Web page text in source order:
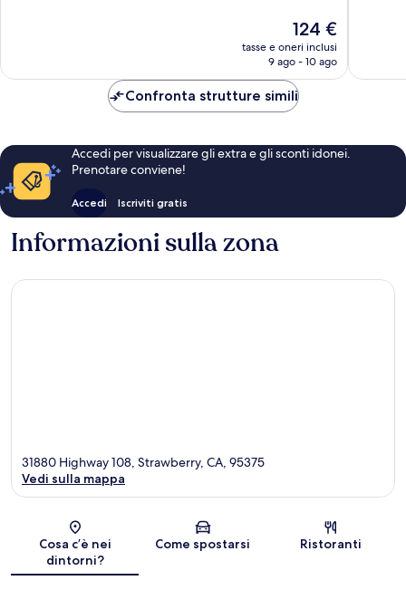
Il
prezzo
attuale
124 €
124 €
tasse e oneri inclusi
9 ago - 10 ago
Confronta strutture simili
Accedi per visualizzare gli extra e gli sconti idonei.
Prenotare conviene!
Accedi Iscriviti gratis
Informazioni sulla zona
Mappa
31880 Highway 108, Strawberry, CA, 95375
Vedi sulla mappa
Cosa c’è nei
dintorni?
Come spostarsi Ristoranti